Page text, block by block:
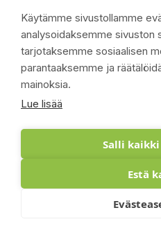
Käytämme sivustollamme
analysoidaksemme sivuston
tarjotaksemme sosiaalisen
parantaaksemme ja
mainoksia.
Lue lisää
Salli
Estä
© 2026 - Suomen Siisti Piha